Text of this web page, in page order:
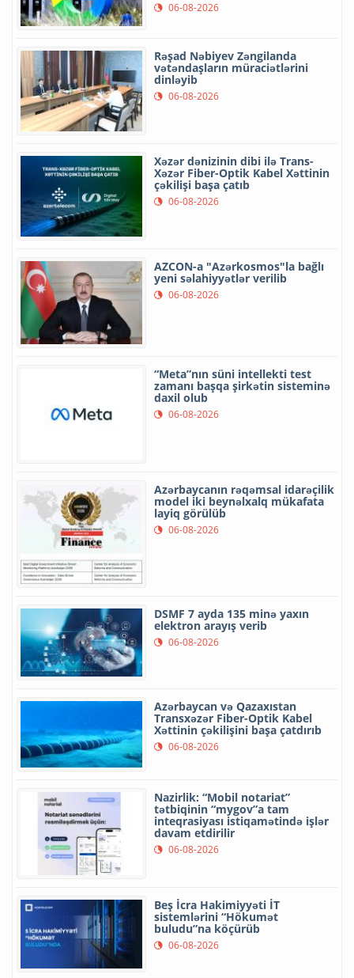
06-08-2026
Rəşad Nəbiyev Zəngilanda
vətəndaşların müraciətlərini
dinləyib
06-08-2026
Xəzər dənizinin dibi ilə Trans-
Xəzər Fiber-Optik Kabel Xəttinin
çəkilişi başa çatıb
06-08-2026
AZCON-a "Azərkosmos"la bağlı
yeni səlahiyyətlər verilib
06-08-2026
“Meta”nın süni intellekti test
zamanı başqa şirkətin sisteminə
daxil olub
06-08-2026
Azərbaycanın rəqəmsal idarəçilik
model iki beynəlxalq mükafata
layiq görülüb
06-08-2026
DSMF 7 ayda 135 minə yaxın
elektron arayış verib
06-08-2026
Azərbaycan və Qazaxıstan
Transxəzər Fiber-Optik Kabel
Xəttinin çəkilişini başa çatdırıb
06-08-2026
Nazirlik: “Mobil notariat”
tətbiqinin “mygov”a tam
inteqrasiyası istiqamətində işlər
davam etdirilir
06-08-2026
Beş İcra Hakimiyyəti İT
sistemlərini “Hökumət
buludu”na köçürüb
06-08-2026